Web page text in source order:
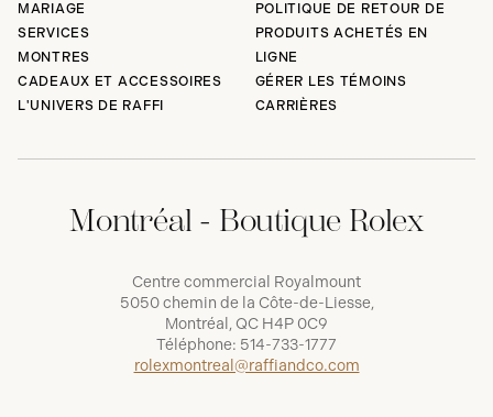
MARIAGE
SERVICES
MONTRES
CADEAUX ET ACCESSOIRES
L'UNIVERS DE RAFFI
POLITIQUE DE RETOUR DE
PRODUITS ACHETÉS EN
LIGNE
GÉRER LES TÉMOINS
CARRIÈRES
Montréal - Boutique Rolex
Centre commercial Royalmount
5050 chemin de la Côte-de-Liesse,
Montréal, QC H4P 0C9
Téléphone: 514-733-1777
rolexmontreal@raffiandco.com